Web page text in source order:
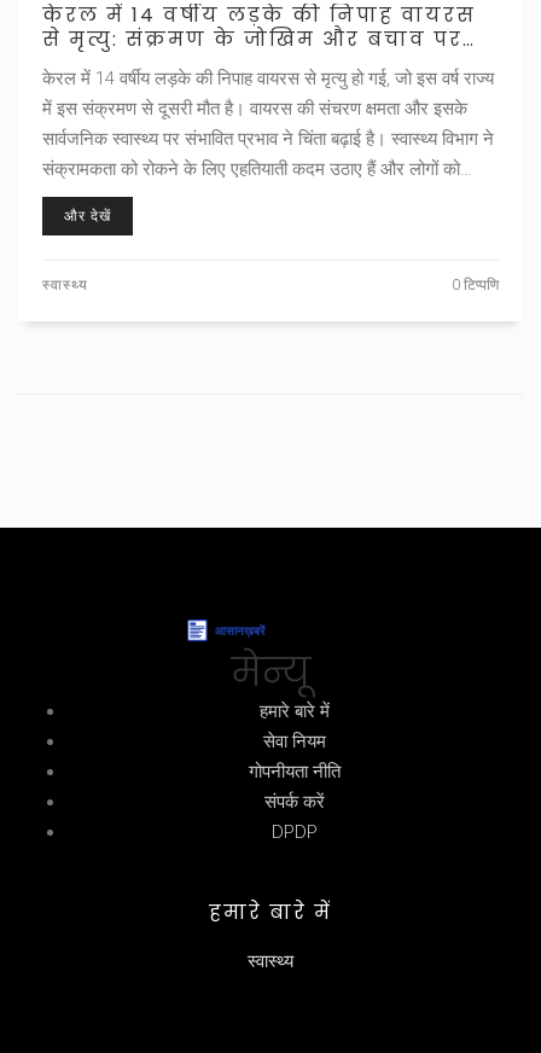
केरल में 14 वर्षीय लड़के की निपाह वायरस
से मृत्यु: संक्रमण के जोखिम और बचाव पर
ध्यान
केरल में 14 वर्षीय लड़के की निपाह वायरस से मृत्यु हो गई, जो इस वर्ष राज्य
में इस संक्रमण से दूसरी मौत है। वायरस की संचरण क्षमता और इसके
सार्वजनिक स्वास्थ्य पर संभावित प्रभाव ने चिंता बढ़ाई है। स्वास्थ्य विभाग ने
संक्रामकता को रोकने के लिए एहतियाती कदम उठाए हैं और लोगों को
सतर्क रहने की सलाह दी है।
और देखें
स्वास्थ्य 0 टिप्पणि
मेन्यू
हमारे बारे में
सेवा नियम
गोपनीयता नीति
संपर्क करें
DPDP
हमारे बारे में
स्वास्थ्य